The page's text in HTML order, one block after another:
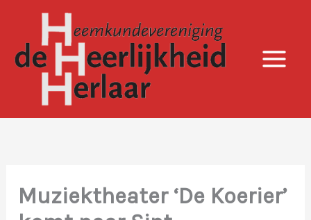
inhoud
Muziektheater ‘De Koerier’